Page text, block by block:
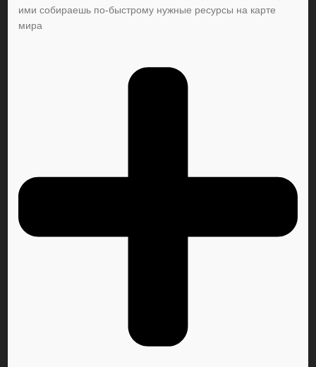
ими собираешь по-быстрому нужные ресурсы на карте
мира